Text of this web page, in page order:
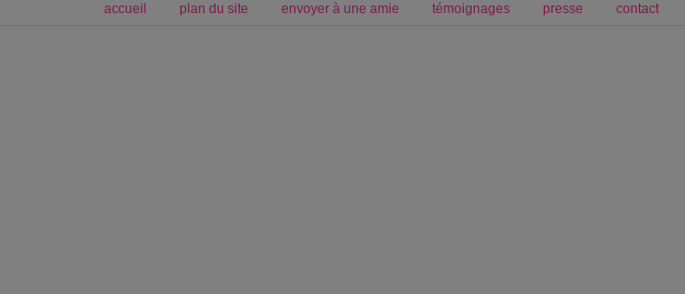
accueil plan du site envoyer à une amie témoignages presse contact